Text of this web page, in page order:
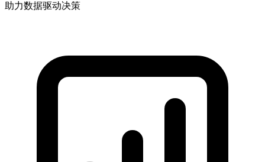
助力数据驱动决策